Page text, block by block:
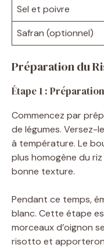
Sel et poivre
Safran (optionnel)
Préparation du
Étape 1 :
Commencez par
de légumes. Versez-
à température. Le
plus homogène du
bonne texture.
Pendant ce temps,
blanc. Cette étape
morceaux d’oignon
risotto et